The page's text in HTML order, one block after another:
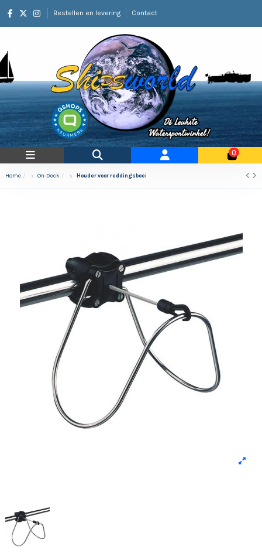
Bestellen en levering Contact
0
Home On-Deck Houder voor reddingsboei